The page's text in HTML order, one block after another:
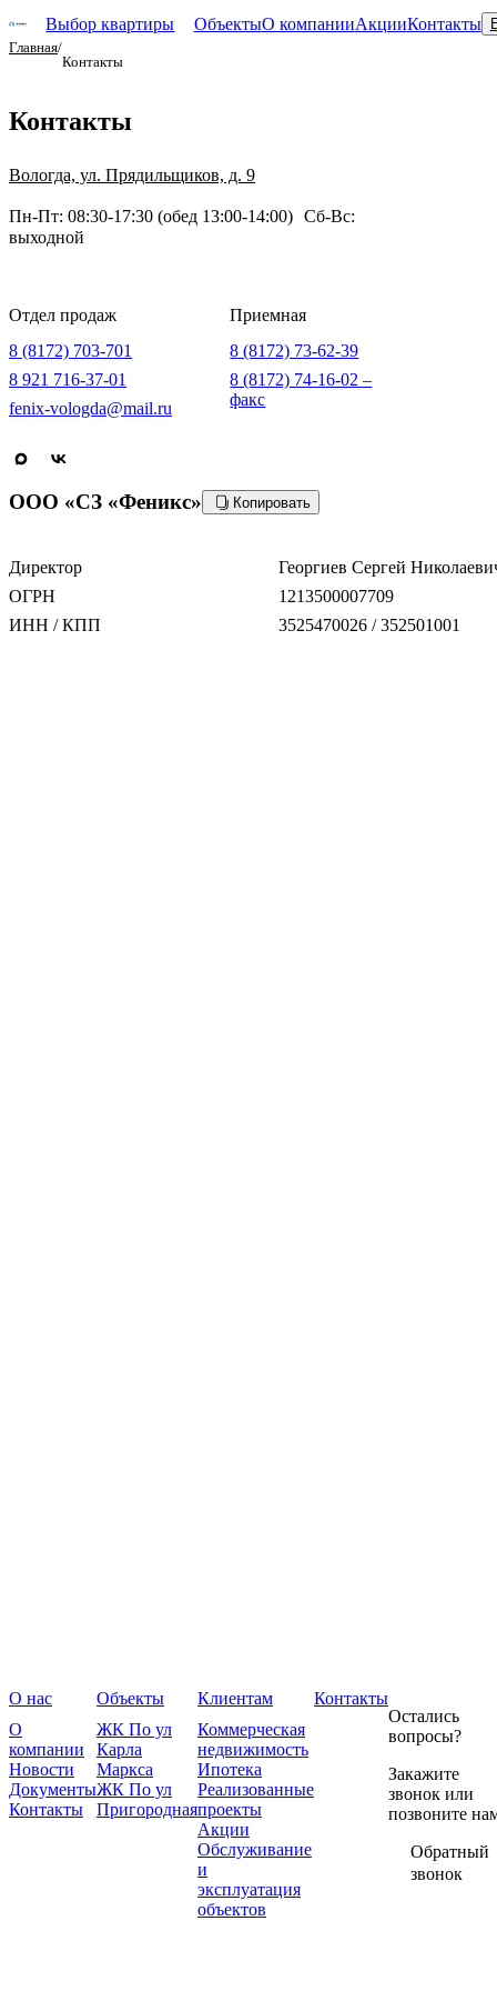
Выбор квартиры ОбъектыО компанииАкцииКонтакты
Главная/
Контакты
Контакты
Вологда, ул. Прядильщиков, д. 9
Пн-Пт: 08:30-17:30 (обед 13:00-14:00) Сб-Вс:
выходной
Отдел продаж
8 (8172) 703-701
8 921 716-37-01
fenix-vologda@mail.ru
Приемная
8 (8172) 73-62-39
8 (8172) 74-16-02 –
факс
ООО «СЗ «Феникс» Копировать
Директор
Георгиев Сергей
ОГРН
1213500007709
ИНН / КПП
3525470026 / 352501001
О нас
О
компании
Новости
Документы
Контакты
Объекты
ЖК По ул
Карла
Маркса
ЖК По ул
Пригородная
Клиентам
Коммерческая
недвижимость
Ипотека
Реализованные
проекты
Акции
Обслуживание
и
эксплуатация
объектов
Контакты
Остались
вопросы?
Закажите
звонок или
позвоните
Обратный
звонок